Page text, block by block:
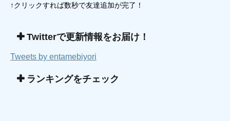
↑クリックすれば数秒で友達追加が完了！
Twitterで更新情報をお届け！
Tweets by entamebiyori
ランキングをチェック